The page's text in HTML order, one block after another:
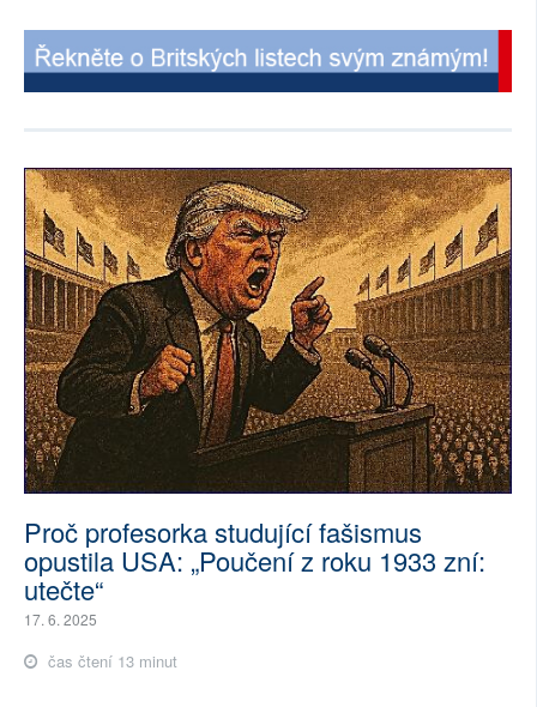
Proč profesorka studující fašismus
opustila USA: „Poučení z roku 1933 zní:
utečte“
17. 6. 2025
čas čtení 13 minut